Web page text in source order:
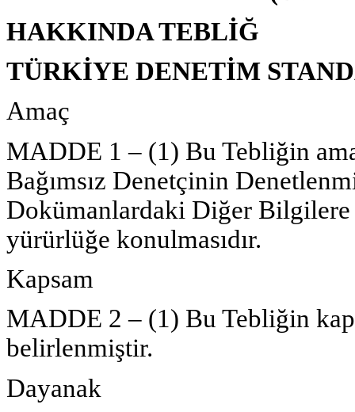
HAKKINDA TEBLİĞ
TÜRKİYE DENETİM
Amaç
MADDE 1 – (1) Bu Tebliğin
Bağımsız Denetçinin
Dokümanlardaki Diğer Bilgilere
yürürlüğe konulmasıdır.
Kapsam
MADDE 2 – (1) Bu Tebliğin
belirlenmiştir.
Dayanak